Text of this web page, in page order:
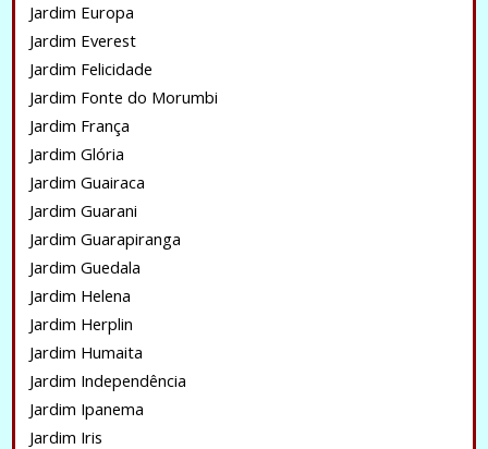
Jardim Europa
Jardim Everest
Jardim Felicidade
Jardim Fonte do Morumbi
Jardim França
Jardim Glória
Jardim Guairaca
Jardim Guarani
Jardim Guarapiranga
Jardim Guedala
Jardim Helena
Jardim Herplin
Jardim Humaita
Jardim Independência
Jardim Ipanema
Jardim Iris